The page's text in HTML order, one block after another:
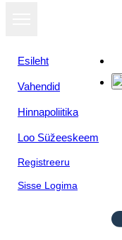
Esileht
Vahendid
Hinnapoliitika
Loo Süžeeskeem
Registreeru
Sisse Logima